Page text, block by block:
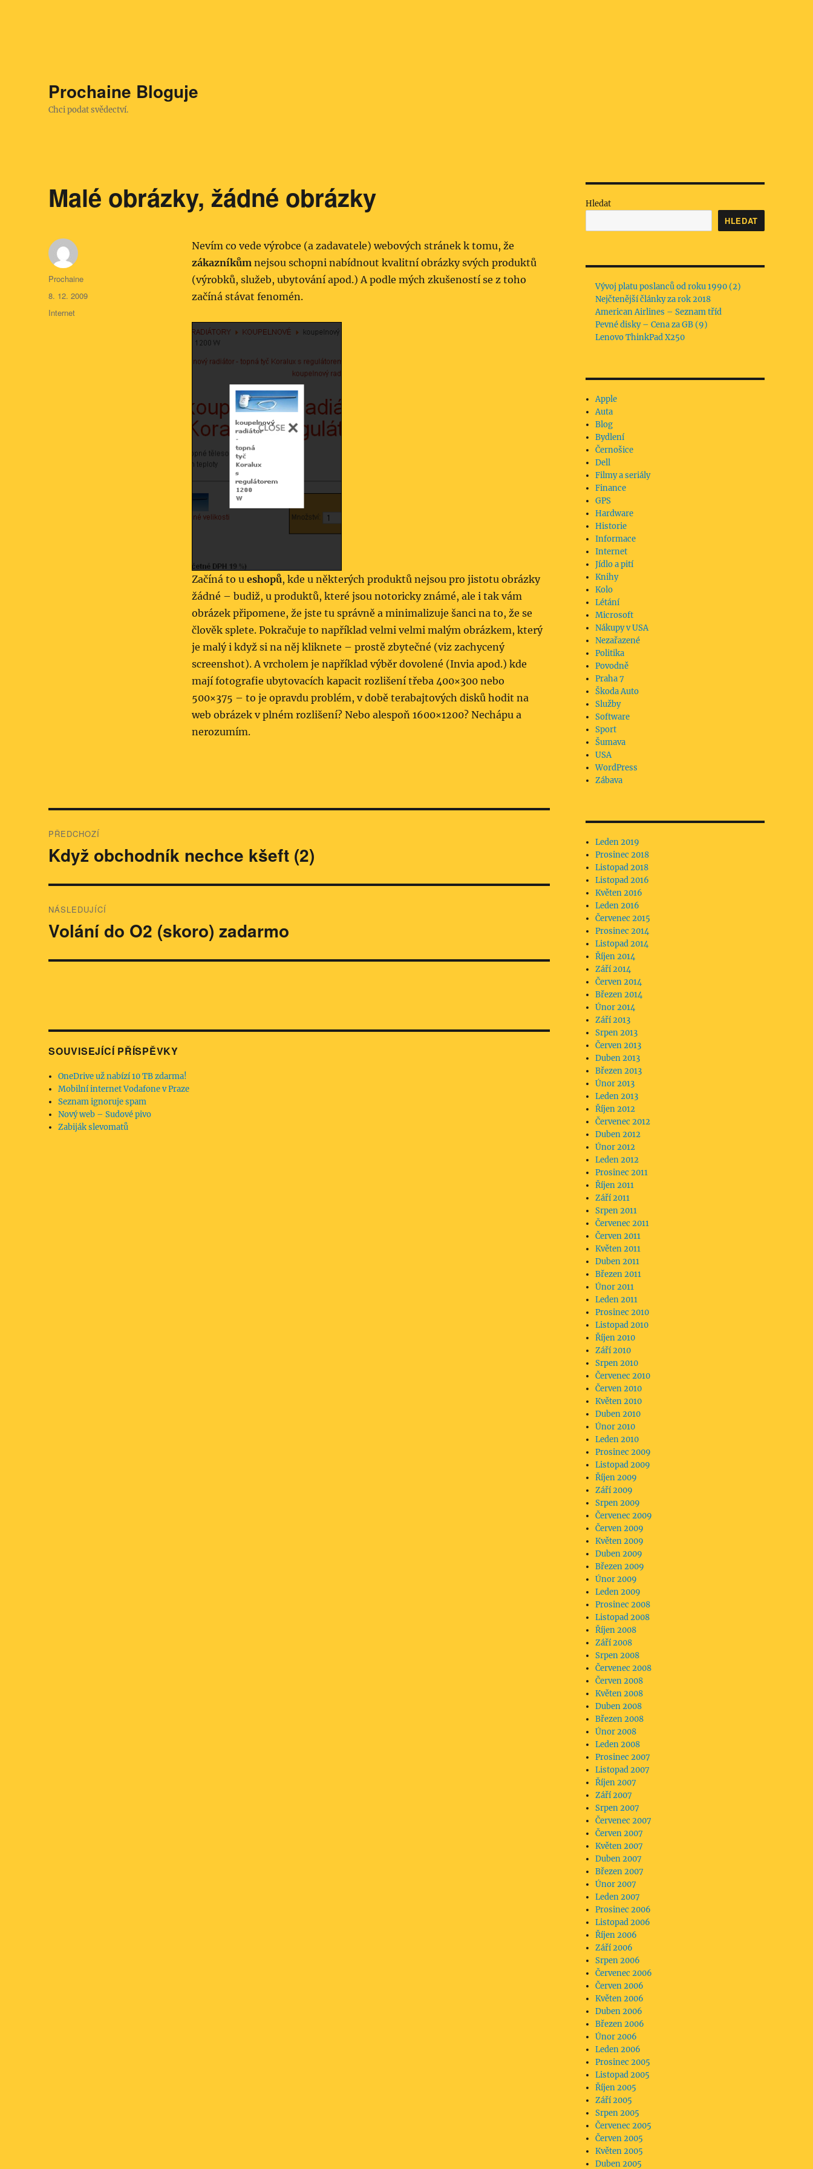
Prochaine Bloguje
Chci podat svědectví.
Malé obrázky, žádné obrázky
Nevím co vede výrobce (a zadavatele) webových stránek k tomu, že
zákazníkůmnejsou schopni nabídnout kvalitní obrázky svých produktů
(výrobků, služeb, ubytování apod.) A podle mých zkušeností se z toho
začíná stávat fenomén.
Začíná to u eshopů, kde u některých produktů nejsou pro jistotu obrázky
žádné – budiž, u produktů, které jsou notoricky známé, ale i tak vám
obrázek připomene, že jste tu správně a minimalizuje šanci na to, že se
člověk splete. Pokračuje to například velmi velmi malým obrázkem, který
je malý i když si na něj kliknete – prostě zbytečné (viz zachycený
screenshot). A vrcholem je například výběr dovolené (Invia apod.) kde
mají fotografie ubytovacích kapacit rozlišení třeba 400×300 nebo
500×375 – to je opravdu problém, v době terabajtových disků hodit na
web obrázek v plném rozlišení? Nebo alespoň 1600×1200? Nechápu a
nerozumím.
Autor:
Prochaine
Publikováno:
8. 12. 2009
Rubriky:
Internet
pro
PŘEDCHOZÍ
Předchozí
příspěvek:
Když obchodník nechce kšeft (2)
NÁSLEDUJÍCÍ
Následující
Volání do O2 (skoro) zadarmo
SOUVISEJÍCÍ PŘÍSPĚVKY
OneDrive už nabízí 10 TB zdarma!
Mobilní internet Vodafone v Praze
Seznam ignoruje spam
Nový web – Sudové pivo
Zabiják slevomatů
Hledat
HLEDAT
Vývoj platu poslanců od roku 1990 (2)
Nejčtenější články za rok 2018
American Airlines – Seznam tříd
Pevné disky – Cena za GB (9)
Lenovo ThinkPad X250
Apple
Auta
Blog
Bydlení
Černošice
Dell
Filmy a seriály
Finance
GPS
Hardware
Historie
Informace
Internet
Jídlo a pití
Knihy
Kolo
Létání
Microsoft
Nákupy v USA
Nezařazené
Politika
Povodně
Praha 7
Škoda Auto
Služby
Software
Sport
Šumava
USA
WordPress
Zábava
Leden 2019
Prosinec 2018
Listopad 2018
Listopad 2016
Květen 2016
Leden 2016
Červenec 2015
Prosinec 2014
Listopad 2014
Říjen 2014
Září 2014
Červen 2014
Březen 2014
Únor 2014
Září 2013
Srpen 2013
Červen 2013
Duben 2013
Březen 2013
Únor 2013
Leden 2013
Říjen 2012
Červenec 2012
Duben 2012
Únor 2012
Leden 2012
Prosinec 2011
Říjen 2011
Září 2011
Srpen 2011
Červenec 2011
Červen 2011
Květen 2011
Duben 2011
Březen 2011
Únor 2011
Leden 2011
Prosinec 2010
Listopad 2010
Říjen 2010
Září 2010
Srpen 2010
Červenec 2010
Červen 2010
Květen 2010
Duben 2010
Únor 2010
Leden 2010
Prosinec 2009
Listopad 2009
Říjen 2009
Září 2009
Srpen 2009
Červenec 2009
Červen 2009
Květen 2009
Duben 2009
Březen 2009
Únor 2009
Leden 2009
Prosinec 2008
Listopad 2008
Říjen 2008
Září 2008
Srpen 2008
Červenec 2008
Červen 2008
Květen 2008
Duben 2008
Březen 2008
Únor 2008
Leden 2008
Prosinec 2007
Listopad 2007
Říjen 2007
Září 2007
Srpen 2007
Červenec 2007
Červen 2007
Květen 2007
Duben 2007
Březen 2007
Únor 2007
Leden 2007
Prosinec 2006
Listopad 2006
Říjen 2006
Září 2006
Srpen 2006
Červenec 2006
Červen 2006
Květen 2006
Duben 2006
Březen 2006
Únor 2006
Leden 2006
Prosinec 2005
Listopad 2005
Říjen 2005
Září 2005
Srpen 2005
Červenec 2005
Červen 2005
Květen 2005
Duben 2005